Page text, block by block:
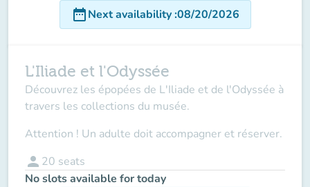
date_rangeNext availability:08/20/2026
L'Iliade et l'Odyssée
Découvrez les épopées de L'Iliade et de l'Odyssée à
travers les collections du musée.
Attention ! Un adulte doit accompagner et réserver.
person 20 seats
No slots available for today